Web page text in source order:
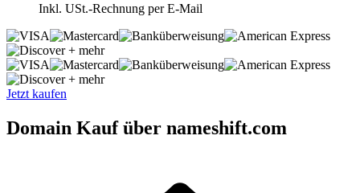
Inkl. USt.-Rechnung per E-Mail
+ mehr
+ mehr
Jetzt kaufen
Domain Kauf über nameshift.com